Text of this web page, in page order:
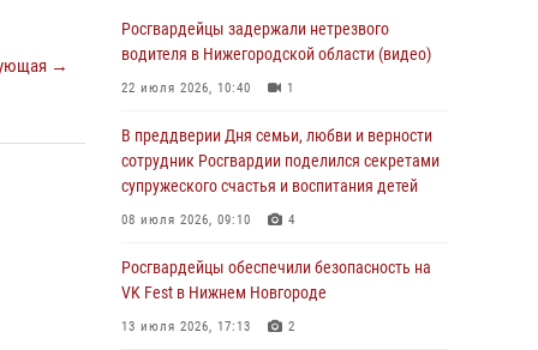
→
Росгвардии «по горячим следам» задержали
правонарушителя за стрельбу
17 июля 2026, 05:17
В Нижегородской области продолжаются
мероприятия в рамках всероссийской
ведомственной акции «Каникулы с
Росгвардейцы обеспечили безопасность на
VK Fest в Нижнем Новгороде
Росгвардейцы задержали нетрезвого
водителя в Нижегородской области (видео)
22 июля 2026, 10:40 1
В преддверии Дня семьи, любви и верности
сотрудник Росгвардии поделился секретами
супружеского счастья и воспитания детей
08 июля 2026, 09:10 4
Росгвардейцы обеспечили безопасность на
VK Fest в Нижнем Новгороде
13 июля 2026, 17:13 2